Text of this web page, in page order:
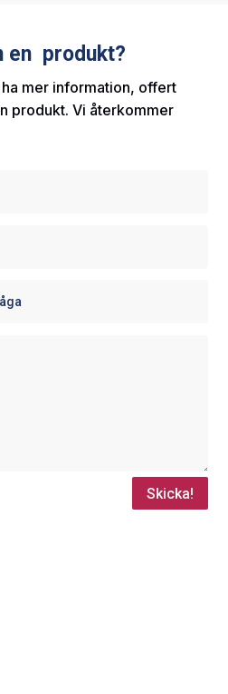
en produkt?
mer information, offert
produkt. Vi återkommer
Skicka!